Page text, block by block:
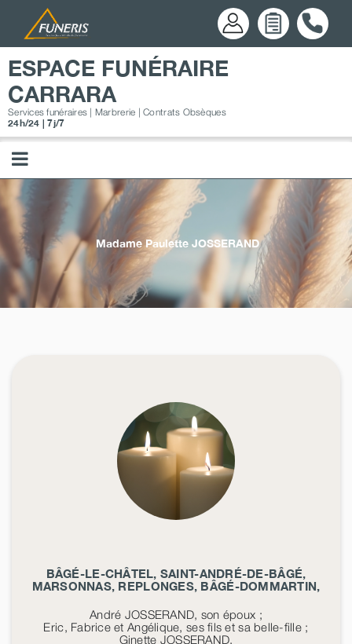
contenu
ESPACE FUNÉRAIRE
CARRARA
Services funéraires | Marbrerie | Contrats Obsèques
24h/24 | 7j/7
Madame PauletteJOSSERAND
BÂGÉ-LE-CHÂTEL, SAINT-ANDRÉ-DE-BÂGÉ,
MARSONNAS, REPLONGES, BÂGÉ-DOMMARTIN,
André JOSSERAND, son époux ;
Eric, Fabrice et Angélique, ses fils et sa belle-fille ;
Ginette JOSSERAND,